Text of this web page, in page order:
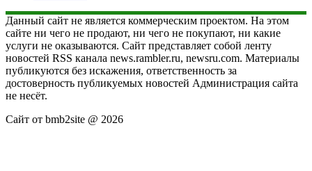
Данный сайт не является коммерческим проектом. На этом
сайте ни чего не продают, ни чего не покупают, ни какие
услуги не оказываются. Сайт представляет собой ленту
новостей RSS канала news.rambler.ru, newsru.com. Материалы
публикуются без искажения, ответственность за
достоверность публикуемых новостей Администрация сайта
не несёт.
Сайт от bmb2site @ 2026